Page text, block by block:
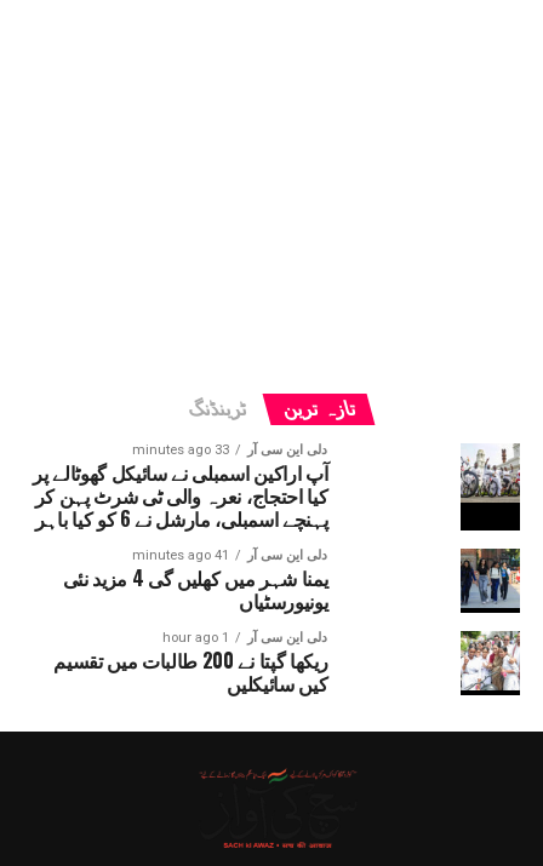
تازہ ترین ٹرینڈنگ
دلی این سی آر 33 minutes ago
آپ اراکین اسمبلی نے سائیکل گھوٹالے پر
کیا احتجاج، نعرہ والی ٹی شرٹ پہن کر
پہنچے اسمبلی، مارشل نے 6 کو کیا باہر
دلی این سی آر 41 minutes ago
یمنا شہر میں کھلیں گی 4 مزید نئی
یونیورسٹیاں
دلی این سی آر 1 hour ago
ریکھا گپتا نے 200 طالبات میں تقسیم
کیں سائیکلیں